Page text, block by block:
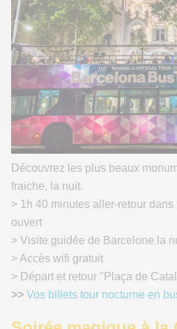
Découvrez les plus beaux
fraiche, la nuit.
> 1h 40 minutes aller-retour
ouvert
> Visite guidée de Barcelone la
> Accès wifi gratuit
> Départ et retour "Plaça de
>> Vos billets tour nocturne en